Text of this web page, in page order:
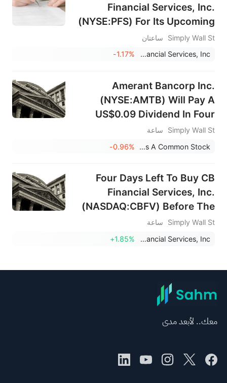
Financial Services, Inc.
(NYSE:PFS) For Its Upcoming
Dividend?
Simply Wall St
ساعتان
Provident Financial Services, Inc.
-1.17%
Amerant Bancorp Inc.
(NYSE:AMTB) Will Pay A
US$0.09 Dividend In Four
Days
Simply Wall St
ساعة
Mercantil Bank Holding Corporation - Class A Common Stock
-0.96%
Four Days Left To Buy CB
Financial Services, Inc.
(NASDAQ:CBFV) Before The
Ex-Dividend Date
Simply Wall St
ساعة
CB Financial Services, Inc.
+1.85%
معك.. لأبعد مدى